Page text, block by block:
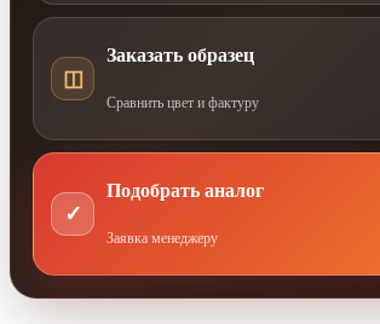
◫
Заказать образец
Сравнить цвет и фактуру
✓
Подобрать аналог
Заявка менеджеру